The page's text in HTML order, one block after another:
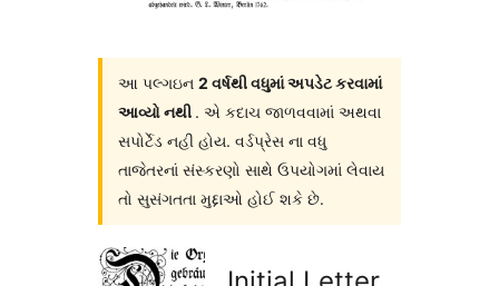
આ પલ્ગઇન 2 વર્ષથી વધુમાં અપડેટ કરવામાં
આવ્યો નથી . એ કદાચ જાળવવામાં અથવા
સપોર્ટેડ નહી હોય. વર્ડપ્રેસ ના વધુ
તાજેતરનાં સંસ્કરણો સાથે ઉપયોગમાં લેવાય
તો સુસંગતતા મુદ્દાઓ હોઈ શકે છે.